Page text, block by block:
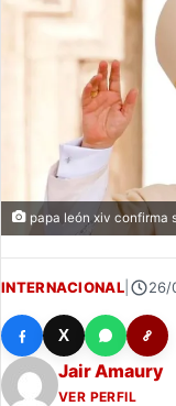
papa león xiv confirma
INTERNACIONAL| 26/
X
Jair Amaury
VER PERFIL